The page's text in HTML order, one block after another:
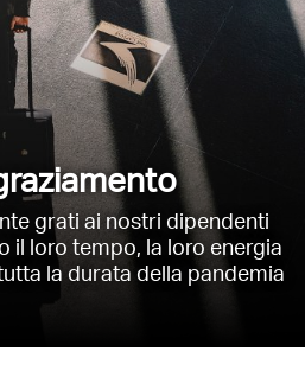
grati ai nostri dipendenti
il loro tempo, la loro energia
la durata della pandemia